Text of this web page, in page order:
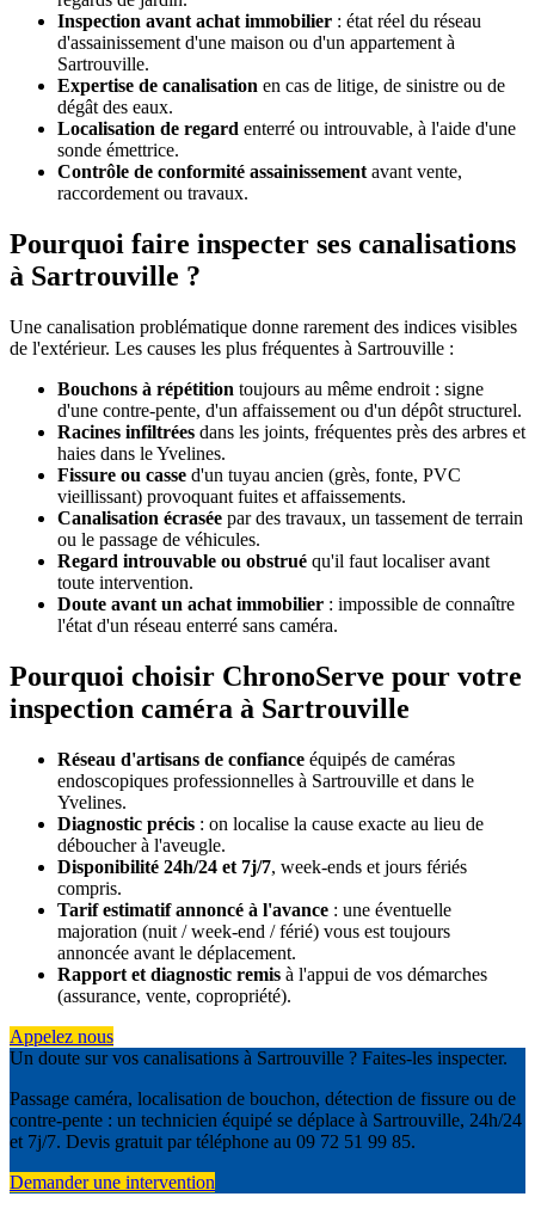
Inspection avant achat immobilier : état réel du réseau
d'assainissement d'une maison ou d'un appartement à
Sartrouville.
Expertise de canalisation en cas de litige, de sinistre ou de
dégât des eaux.
Localisation de regard enterré ou introuvable, à l'aide d'une
sonde émettrice.
Contrôle de conformité assainissement avant vente,
raccordement ou travaux.
Pourquoi faire inspecter ses canalisations
à Sartrouville ?
Une canalisation problématique donne rarement des indices visibles
de l'extérieur. Les causes les plus fréquentes à Sartrouville :
Bouchons à répétition toujours au même endroit : signe
d'une contre-pente, d'un affaissement ou d'un dépôt structurel.
Racines infiltrées dans les joints, fréquentes près des arbres et
haies dans le Yvelines.
Fissure ou casse d'un tuyau ancien (grès, fonte, PVC
vieillissant) provoquant fuites et affaissements.
Canalisation écrasée par des travaux, un tassement de terrain
ou le passage de véhicules.
Regard introuvable ou obstrué qu'il faut localiser avant
toute intervention.
Doute avant un achat immobilier : impossible de connaître
l'état d'un réseau enterré sans caméra.
Pourquoi choisir ChronoServe pour votre
inspection caméra à Sartrouville
Réseau d'artisans de confiance équipés de caméras
endoscopiques professionnelles à Sartrouville et dans le
Yvelines.
Diagnostic précis : on localise la cause exacte au lieu de
déboucher à l'aveugle.
Disponibilité 24h/24 et 7j/7, week-ends et jours fériés
compris.
Tarif estimatif annoncé à l'avance : une éventuelle
majoration (nuit / week-end / férié) vous est toujours
annoncée avant le déplacement.
Rapport et diagnostic remis à l'appui de vos démarches
(assurance, vente, copropriété).
Appelez nous
Un doute sur vos canalisations à Sartrouville ? Faites-les inspecter.
Passage caméra, localisation de bouchon, détection de fissure ou de
contre-pente : un technicien équipé se déplace à Sartrouville, 24h/24
et 7j/7. Devis gratuit par téléphone au 09 72 51 99 85.
Demander une intervention